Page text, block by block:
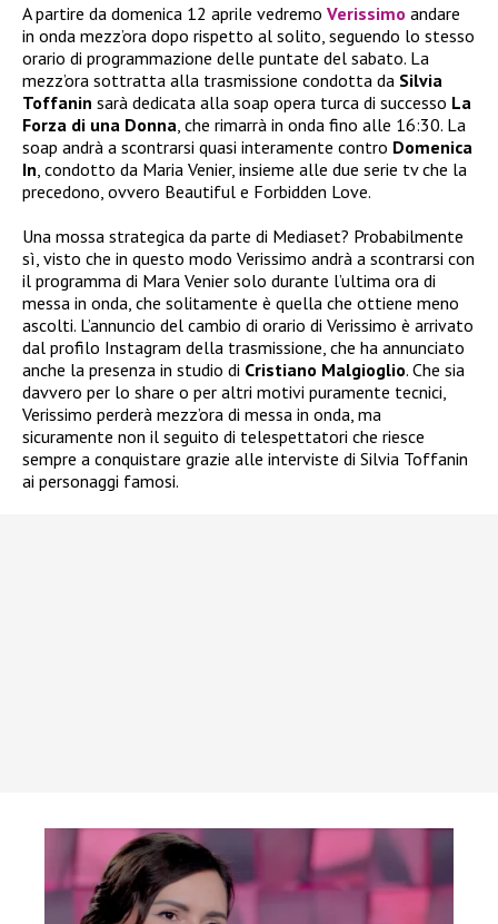
A partire da domenica 12 aprile vedremo Verissimo andare
in onda mezz’ora dopo rispetto al solito, seguendo lo stesso
orario di programmazione delle puntate del sabato. La
mezz’ora sottratta alla trasmissione condotta da Silvia
Toffanin sarà dedicata alla soap opera turca di successo La
Forza di una Donna , che rimarrà in onda fino alle 16:30. La
soap andrà a scontrarsi quasi interamente contro Domenica
In , condotto da Maria Venier, insieme alle due serie tv che la
precedono, ovvero Beautiful e Forbidden Love.
Una mossa strategica da parte di Mediaset? Probabilmente
sì, visto che in questo modo Verissimo andrà a scontrarsi con
il programma di Mara Venier solo durante l’ultima ora di
messa in onda, che solitamente è quella che ottiene meno
ascolti. L’annuncio del cambio di orario di Verissimo è arrivato
dal profilo Instagram della trasmissione, che ha annunciato
anche la presenza in studio di Cristiano Malgioglio. Che sia
davvero per lo share o per altri motivi puramente tecnici,
Verissimo perderà mezz’ora di messa in onda, ma
sicuramente non il seguito di telespettatori che riesce
sempre a conquistare grazie alle interviste di Silvia Toffanin
ai personaggi famosi.